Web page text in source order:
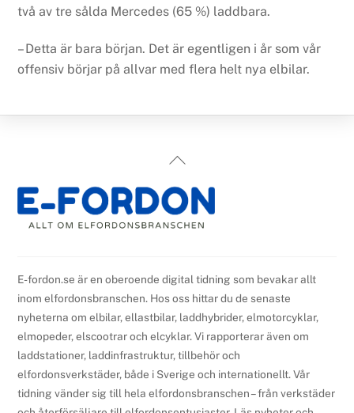
två av tre sålda Mercedes (65 %) laddbara.
– Detta är bara början. Det är egentligen i år som vår
offensiv börjar på allvar med flera helt nya elbilar.
Back
Top
E-fordon.se är en oberoende digital tidning som bevakar allt
inom elfordonsbranschen. Hos oss hittar du de senaste
nyheterna om elbilar, ellastbilar, laddhybrider, elmotorcyklar,
elmopeder, elscootrar och elcyklar. Vi rapporterar även om
laddstationer, laddinfrastruktur, tillbehör och
elfordonsverkstäder, både i Sverige och internationellt. Vår
tidning vänder sig till hela elfordonsbranschen – från verkstäder